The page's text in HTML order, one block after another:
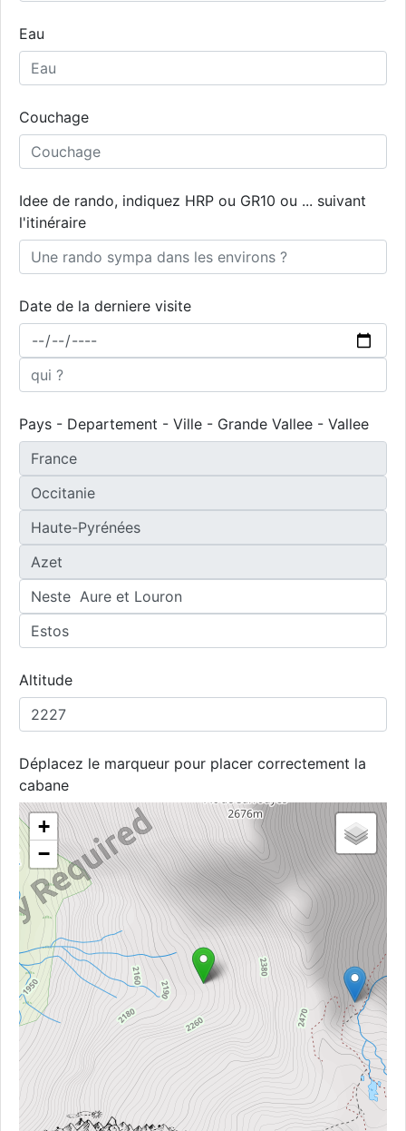
Eau
Couchage
Idee de rando, indiquez HRP ou GR10 ou ... suivant
l'itinéraire
Date de la derniere visite
Pays - Departement - Ville - Grande Vallee - Vallee
Altitude
Déplacez le marqueur pour placer correctement la
cabane
+
−